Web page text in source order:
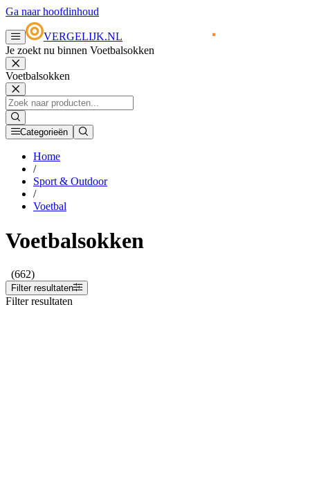
Ga naar hoofdinhoud
VERGELIJK.NL
Je zoekt nu binnen Voetbalsokken
Voetbalsokken
Categorieën
Home
/
Sport & Outdoor
/
Voetbal
Voetbalsokken
(662)
Filter resultaten
Filter resultaten